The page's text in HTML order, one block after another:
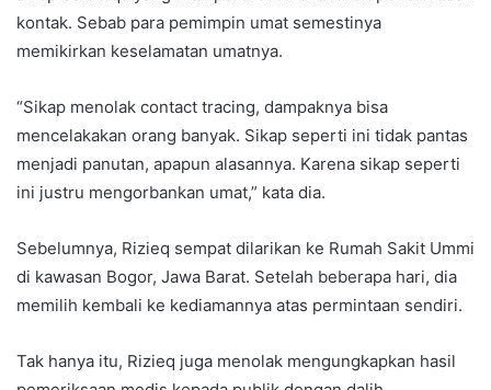
kontak. Sebab para pemimpin umat semestinya
memikirkan keselamatan umatnya.
“Sikap menolak contact tracing, dampaknya bisa
mencelakakan orang banyak. Sikap seperti ini tidak pantas
menjadi panutan, apapun alasannya. Karena sikap seperti
ini justru mengorbankan umat,” kata dia.
Sebelumnya, Rizieq sempat dilarikan ke Rumah Sakit Ummi
di kawasan Bogor, Jawa Barat. Setelah beberapa hari, dia
memilih kembali ke kediamannya atas permintaan sendiri.
Tak hanya itu, Rizieq juga menolak mengungkapkan hasil